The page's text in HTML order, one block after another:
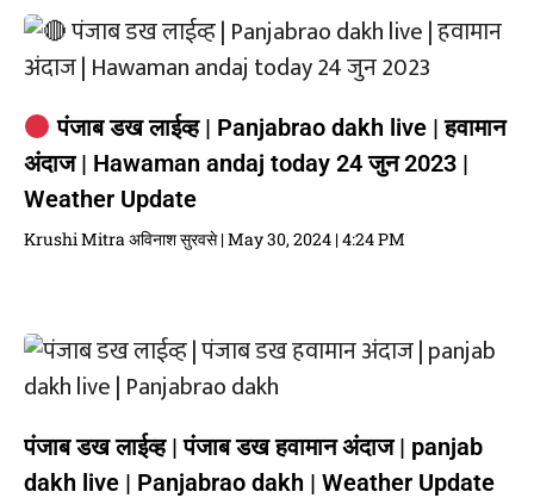
पंजाब डख लाईव्ह | Panjabrao dakh live | हवामान
अंदाज | Hawaman andaj today 24 जुन 2023 |
Weather Update
Krushi Mitra अविनाश सुरवसे May 30, 2024 4:24 PM
पंजाब डख लाईव्ह | पंजाब डख हवामान अंदाज | panjab
dakh live | Panjabrao dakh | Weather Update